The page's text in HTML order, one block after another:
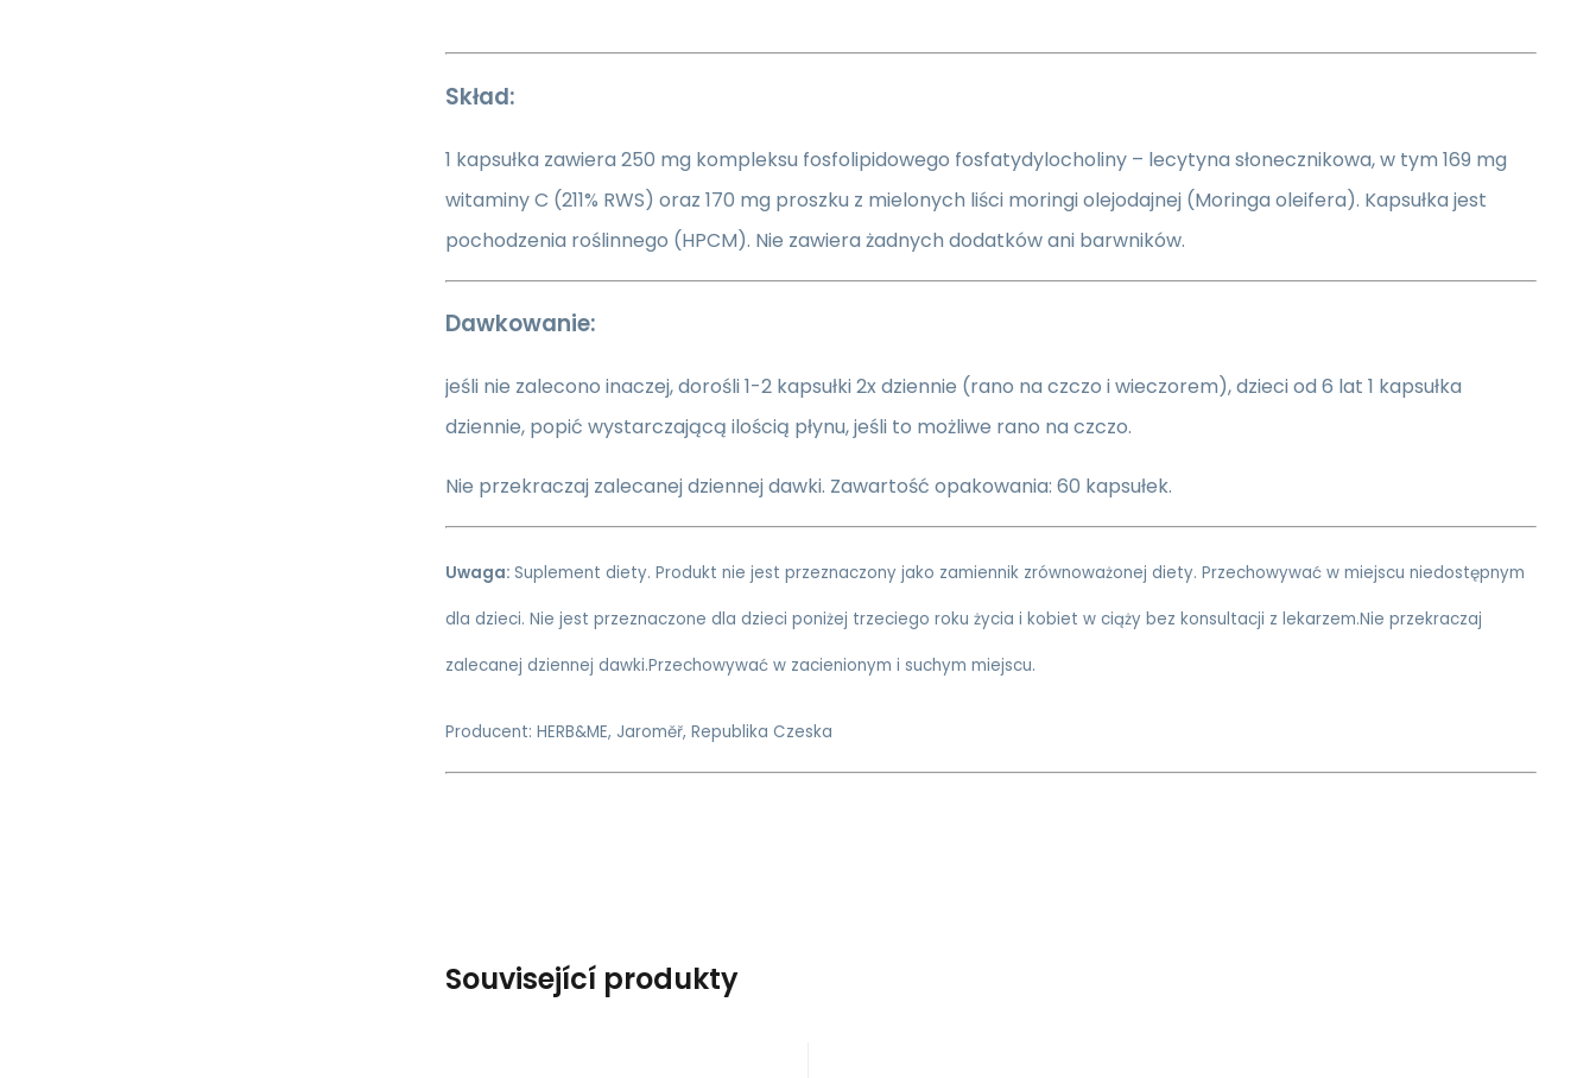
Skład:
1 kapsułka zawiera 250 mg kompleksu fosfolipidowego fosfatydylocholiny – lecytyna słonecznikowa, w tym 169 mg
witaminy C (211% RWS) oraz 170 mg proszku z mielonych liści moringi olejodajnej (Moringa oleifera). Kapsułka jest
pochodzenia roślinnego (HPCM). Nie zawiera żadnych dodatków ani barwników.
Dawkowanie:
jeśli nie zalecono inaczej, dorośli 1-2 kapsułki 2x dziennie (rano na czczo i wieczorem), dzieci od 6 lat 1 kapsułka
dziennie, popić wystarczającą ilością płynu, jeśli to możliwe rano na czczo.
Nie przekraczaj zalecanej dziennej dawki. Zawartość opakowania: 60 kapsułek.
Uwaga: Suplement diety. Produkt nie jest przeznaczony jako zamiennik zrównoważonej diety. Przechowywać w miejscu niedostępnym
dla dzieci. Nie jest przeznaczone dla dzieci poniżej trzeciego roku życia i kobiet w ciąży bez konsultacji z lekarzem.Nie przekraczaj
zalecanej dziennej dawki.Przechowywać w zacienionym i suchym miejscu.
Producent: HERB&ME, Jaroměř, Republika Czeska
Související produkty